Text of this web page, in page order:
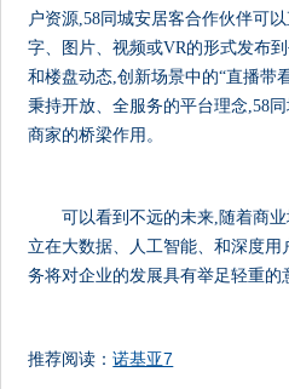
户资源,58同城安居客合作伙伴可
字、图片、视频或VR的形式发布
和楼盘动态,创新场景中的“直播带
秉持开放、全服务的平台理念,58
商家的桥梁作用。
可以看到不远的未来,随着商
立在大数据、人工智能、和深度
务将对企业的发展具有举足轻重的
推荐阅读：诺基亚7